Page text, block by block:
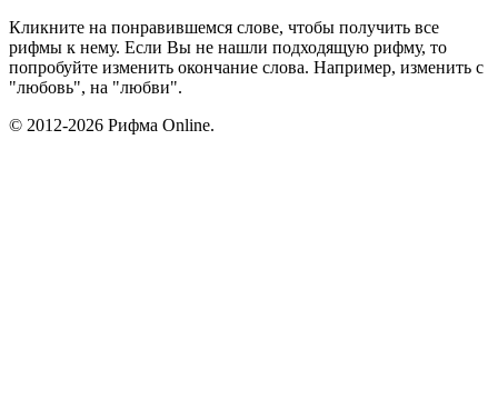
Кликните на понравившемся слове, чтобы получить все
рифмы к нему. Если Вы не нашли подходящую рифму, то
попробуйте изменить окончание слова. Например, изменить с
"любовь", на "любви".
© 2012-2026 Рифма Online.